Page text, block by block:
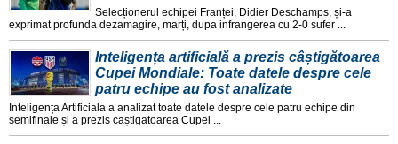
Selecționerul echipei Franței, Didier Deschamps, și-a
exprimat profunda dezamagire, marți, dupa infrangerea cu 2-0 sufer ...
Inteligența artificială a prezis câștigătoarea
Cupei Mondiale: Toate datele despre cele
patru echipe au fost analizate
Inteligența Artificiala a analizat toate datele despre cele patru echipe din
semifinale și a prezis caștigatoarea Cupei ...